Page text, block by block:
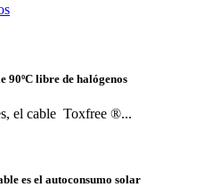
libre de halógenos
el cable Toxfree ®...
es el autoconsumo solar